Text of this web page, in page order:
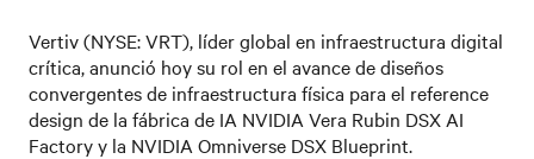
Vertiv (NYSE: VRT), líder global en infraestructura digital
crítica, anunció hoy su rol en el avance de diseños
convergentes de infraestructura física para el reference
design de la fábrica de IA NVIDIA Vera Rubin DSX AI
Factory y la NVIDIA Omniverse DSX Blueprint.